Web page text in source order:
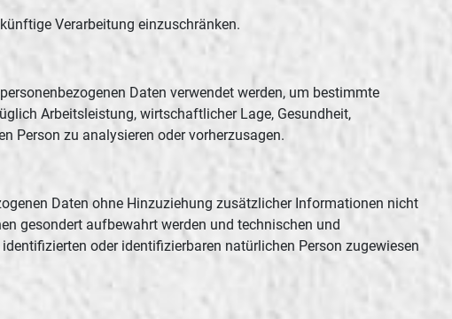
Verarbeitung einzuschränken.
Daten verwendet werden, um bestimmte
Arbeitsleistung, wirtschaftlicher Lage, Gesundheit,
Person zu analysieren oder vorherzusagen.
Daten ohne Hinzuziehung zusätzlicher Informationen nicht
gesondert aufbewahrt werden und technischen und
oder identifizierbaren natürlichen Person zugewiesen